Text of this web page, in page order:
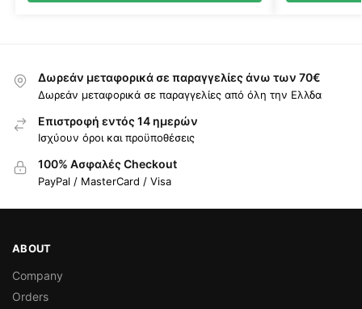
Δωρεάν μεταφορικά σε παραγγελίες άνω των 70€
Δωρεάν μεταφορικά σε παραγγελίες από όλη την Ελλδα
Επιστροφή εντός 14 ημερών
Ισχύουν όροι και προϋποθέσεις
100% Ασφαλές Checkout
PayPal / MasterCard / Visa
ABOUT
Company
Orders